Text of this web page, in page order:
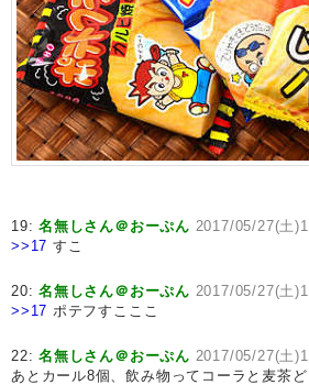
19:名無しさん＠おーぷん 2017/05/27(土
>>17 すこ
20:名無しさん＠おーぷん 2017/05/27(土
>>17 ポテフすこここ
22:名無しさん＠おーぷん 2017/05/27(土
あとカール8個、飲み物ってコーラと麦茶